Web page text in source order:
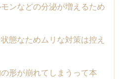
ンなどの分泌が増えるため
態なためムリな対策は控え
形が崩れてしまうって本